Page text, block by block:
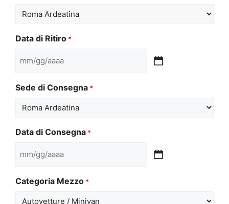
Data di Ritiro *
MM
GG
slash
Sede di Consegna *
Data di Consegna *
MM
GG
slash
Categoria Mezzo *